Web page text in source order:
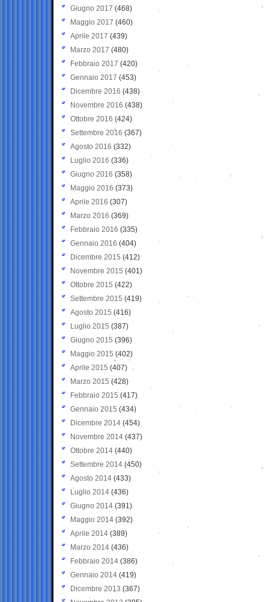
Giugno 2017 (468)
Maggio 2017 (460)
Aprile 2017 (439)
Marzo 2017 (480)
Febbraio 2017 (420)
Gennaio 2017 (453)
Dicembre 2016 (438)
Novembre 2016 (438)
Ottobre 2016 (424)
Settembre 2016 (367)
Agosto 2016 (332)
Luglio 2016 (336)
Giugno 2016 (358)
Maggio 2016 (373)
Aprile 2016 (307)
Marzo 2016 (369)
Febbraio 2016 (335)
Gennaio 2016 (404)
Dicembre 2015 (412)
Novembre 2015 (401)
Ottobre 2015 (422)
Settembre 2015 (419)
Agosto 2015 (416)
Luglio 2015 (387)
Giugno 2015 (396)
Maggio 2015 (402)
Aprile 2015 (407)
Marzo 2015 (428)
Febbraio 2015 (417)
Gennaio 2015 (434)
Dicembre 2014 (454)
Novembre 2014 (437)
Ottobre 2014 (440)
Settembre 2014 (450)
Agosto 2014 (433)
Luglio 2014 (436)
Giugno 2014 (391)
Maggio 2014 (392)
Aprile 2014 (389)
Marzo 2014 (436)
Febbraio 2014 (386)
Gennaio 2014 (419)
Dicembre 2013 (367)